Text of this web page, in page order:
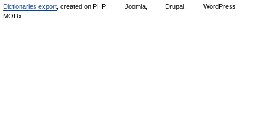
Dictionaries export , created on PHP, Joomla, Drupal,
WordPress,
MODx.